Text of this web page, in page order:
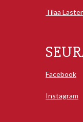
Tilaa
Facebook
Instagram